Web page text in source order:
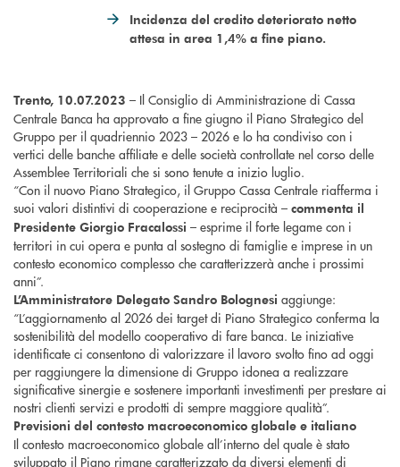
Incidenza del credito deteriorato netto
attesa in area 1,4% a fine piano.
Trento, 10.07.2023 – Il Consiglio di Amministrazione di Cassa
Centrale Banca ha approvato a fine giugno il Piano Strategico del
Gruppo per il quadriennio 2023 – 2026 e lo ha condiviso con i
vertici delle banche affiliate e delle società controllate nel corso delle
Assemblee Territoriali che si sono tenute a inizio luglio.
“Con il nuovo Piano Strategico, il Gruppo Cassa Centrale riafferma i
suoi valori distintivi di cooperazione e reciprocità – commenta il
Presidente Giorgio Fracalossi – esprime il forte legame con i
territori in cui opera e punta al sostegno di famiglie e imprese in un
contesto economico complesso che caratterizzerà anche i prossimi
anni”.
L’Amministratore Delegato Sandro Bolognesi aggiunge:
“L’aggiornamento al 2026 dei target di Piano Strategico conferma la
sostenibilità del modello cooperativo di fare banca. Le iniziative
identificate ci consentono di valorizzare il lavoro svolto fino ad oggi
per raggiungere la dimensione di Gruppo idonea a realizzare
significative sinergie e sostenere importanti investimenti per prestare ai
nostri clienti servizi e prodotti di sempre maggiore qualità”.
Previsioni del contesto macroeconomico globale e italiano
Il contesto macroeconomico globale all’interno del quale è stato
sviluppato il Piano rimane caratterizzato da diversi elementi di